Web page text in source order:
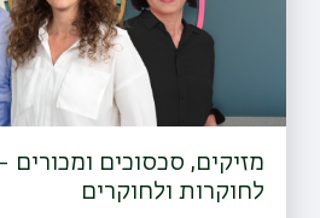
מזיקים, סכסוכים ומכורים
לחוקרות ולחוקרים